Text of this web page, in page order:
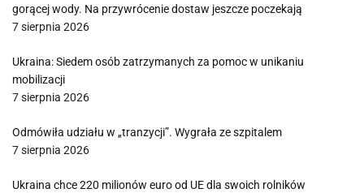
gorącej wody. Na przywrócenie dostaw jeszcze poczekają
7 sierpnia 2026
Ukraina: Siedem osób zatrzymanych za pomoc w unikaniu
mobilizacji
7 sierpnia 2026
Odmówiła udziału w „tranzycji”. Wygrała ze szpitalem
7 sierpnia 2026
Ukraina chce 220 milionów euro od UE dla swoich rolników